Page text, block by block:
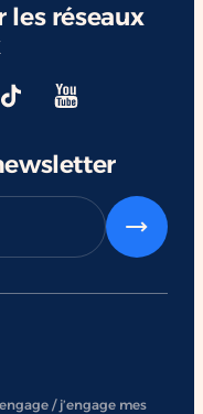
les réseaux
/ j’engage mes